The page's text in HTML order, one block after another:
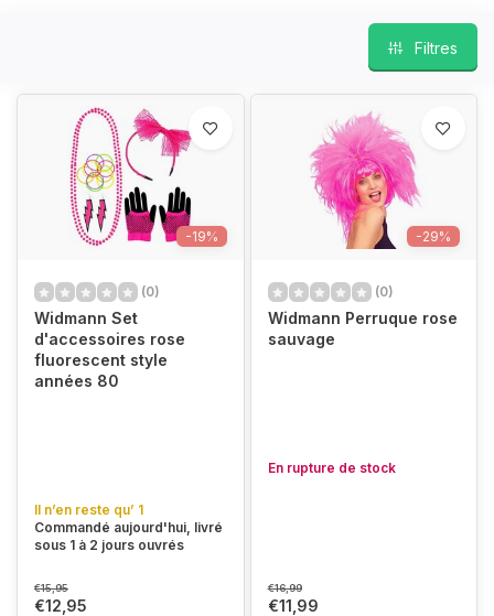
Filtres
-19%
(0)
Widmann Set
d'accessoires rose
fluorescent style
années 80
Il n’en reste qu’ 1
Commandé aujourd'hui, livré
sous 1 à 2 jours ouvrés
€15,95
€12,95
-29%
(0)
Widmann Perruque rose
sauvage
En rupture de stock
€16,99
€11,99